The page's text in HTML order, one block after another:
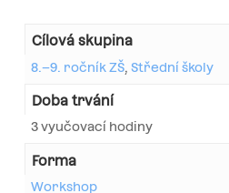
Cílová skupina
8.–9. ročník ZŠ, Střední školy
Doba trvání
3 vyučovací hodiny
Forma
Workshop